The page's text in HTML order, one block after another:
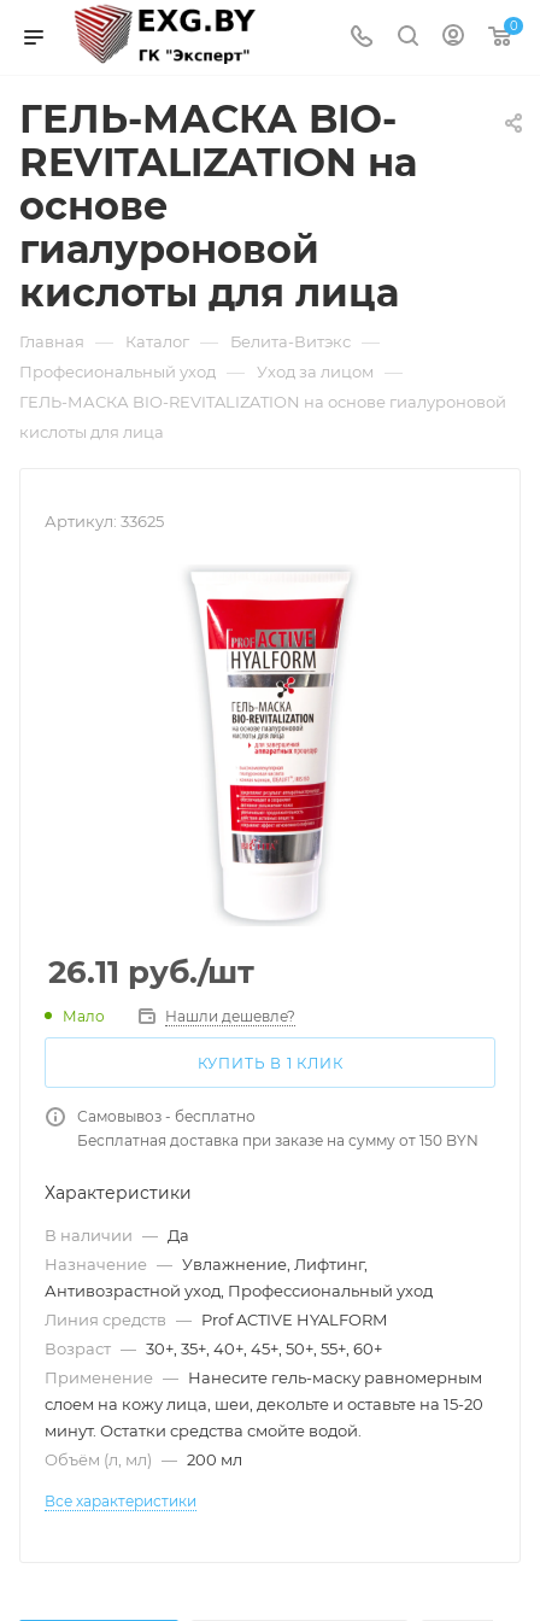
0
ГЕЛЬ-МАСКА BIO-
REVITALIZATION на
основе
гиалуроновой
кислоты для лица
Главная — Каталог — Белита-Витэкс —
Професиональный уход — Уход за лицом —
ГЕЛЬ-МАСКА BIO-REVITALIZATION на основе гиалуроновой
кислоты для лица
Артикул: 33625
26.11 руб./шт
Мало Нашли дешевле?
КУПИТЬ В 1 КЛИК
Самовывоз - бесплатно
Бесплатная доставка при заказе на сумму от 150 BYN
Характеристики
В наличии — Да
Назначение — Увлажнение, Лифтинг,
Антивозрастной уход, Профессиональный уход
Линия средств — Prof ACTIVE HYALFORM
Возраст — 30+, 35+, 40+, 45+, 50+, 55+, 60+
Применение — Нанесите гель-маску равномерным
слоем на кожу лица, шеи, декольте и оставьте на 15-20
минут. Остатки средства смойте водой.
Объём (л, мл) — 200 мл
Все характеристики